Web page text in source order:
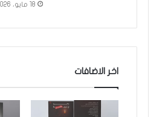
18 مايو، 2026
اخر الاضافات